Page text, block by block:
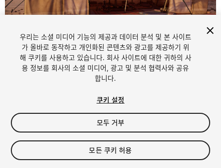
1/ 8
$29.99
세금/부가세는 결제 시 반영됩니다.
우리는 소셜 미디어 기능의 제공과 데이터 분석 및 본 사이트
가 올바로 동작하고 개인화된 콘텐츠와 광고를 제공하기 위
해 쿠키를 사용하고 있습니다. 회사 사이트에 대한 귀하의 사
용 정보를 회사의 소셜 미디어, 광고 및 분석 협력사와 공유
합니다.
쿠키 설정
모두 거부
모든 쿠키 허용